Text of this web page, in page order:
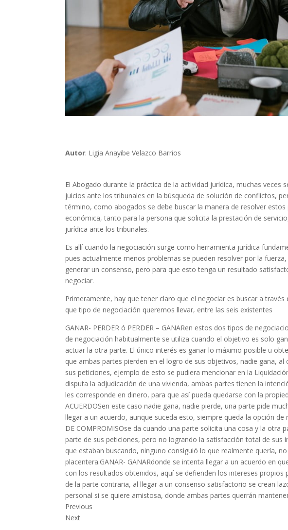
Autor: Ligia Anayibe Velazco Barrios
El Abogado durante la práctica de la actividad jurídica, muchas
juicios ante los tribunales en la búsqueda de solución de conflictos,
término, como abogados se debe buscar la manera de resolver
económica, tanto para la persona que solicita la prestación de
jurídica ante los tribunales.
Es allí cuando la negociación surge como herramienta jurídica
pues actualmente menos problemas se pueden resolver por la
generar un consenso, pero para que esto tenga un resultado
negociar.
Primeramente, hay que tener claro que el negociar es buscar a
que tipo de negociación queremos llevar, entre las seis existentes
GANAR- PERDER ó PERDER – GANARen estos dos tipos de
de negociación habitualmente se utiliza cuando el objetivo es solo
actuar la otra parte. El único interés es ganar lo máximo posible u
que ambas partes pierden en el logro de sus objetivos, nadie gana,
sus peticiones, ejemplo de esto se pudiera mencionar en la
disputa la adjudicación de una vivienda, ambas partes tienen la
les corresponde en dinero, para que así pueda quedarse con la
ACUERDOSen este caso nadie gana, nadie pierde, una parte pide
llegar a un acuerdo, aunque suceda esto, siempre queda la opción
DE COMPROMISOse da cuando una parte solicita una cosa y la
parte de sus peticiones, pero no logrando la satisfacción total de sus
que estaban buscando, ninguno consiguió lo que realmente quería,
placentera.GANAR- GANARdonde se intenta llegar a un acuerdo en
con los resultados obtenidos, aquí se defienden los intereses
de la parte contraria, al llegar a un consenso satisfactorio se crean
personal si se quiere amistosa, donde ambas partes querrán
Previous
Next